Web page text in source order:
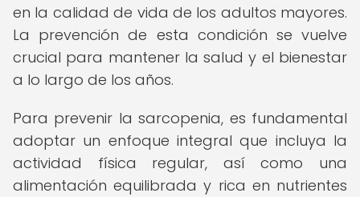
en la calidad de vida de los adultos mayores.
La prevención de esta condición se vuelve
crucial para mantener la salud y el bienestar
a lo largo de los años.
Para prevenir la sarcopenia, es fundamental
adoptar un enfoque integral que incluya la
actividad física regular, así como una
alimentación equilibrada y rica en nutrientes